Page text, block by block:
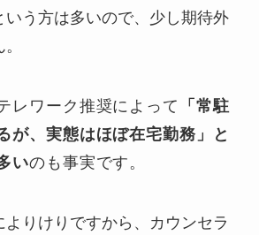
いう方は多いので、少し期待外
レワーク推奨によって
「常駐
が、実態はほぼ在宅勤務」と
いのも事実です。
よりけりですから、カウンセラ